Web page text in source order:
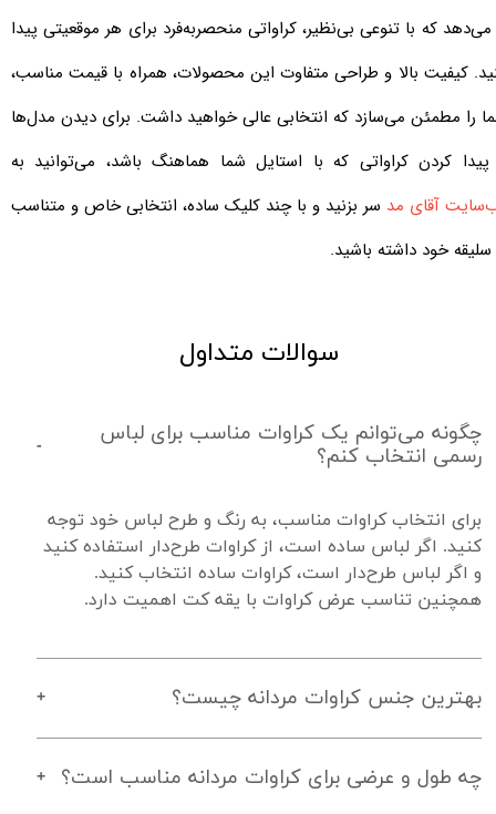
می‌دهد که با تنوعی بی‌نظیر، کراواتی منحصربه‌فرد برای هر موقعیتی پیدا
کیفیت بالا و طراحی متفاوت این محصولات، همراه با قیمت مناسب،
را مطمئن می‌سازد که انتخابی عالی خواهید داشت. برای دیدن مدل‌ها
کردن کراواتی که با استایل شما هماهنگ باشد، می‌توانید به
آقای مد سر بزنید و با چند کلیک ساده، انتخابی خاص و متناسب
سلیقه خود داشته باشید.
سوالات متداول
چگونه می‌توانم یک کراوات مناسب برای لباس
رسمی انتخاب کنم؟
همچنین تناسب عرض کراوات با یقه کت اهمیت دارد.
بهترین جنس کراوات مردانه چیست؟
چه طول و عرضی برای کراوات مردانه مناسب است؟